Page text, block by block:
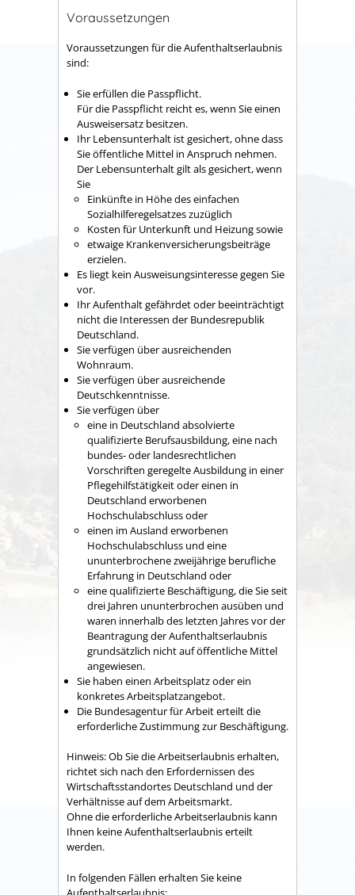
Voraussetzungen
Voraussetzungen für die Aufenthaltserlaubnis
sind:
Sie erfüllen die Passpflicht.
Für die Passpflicht reicht es, wenn Sie einen
Ausweisersatz besitzen.
Ihr Lebensunterhalt ist gesichert, ohne dass
Sie öffentliche Mittel in Anspruch nehmen.
Der Lebensunterhalt gilt als gesichert, wenn
Sie
Einkünfte in Höhe des einfachen
Sozialhilferegelsatzes zuzüglich
Kosten für Unterkunft und Heizung sowie
etwaige Krankenversicherungsbeiträge
erzielen.
Es liegt kein Ausweisungsinteresse gegen Sie
vor.
Ihr Aufenthalt gefährdet oder beeinträchtigt
nicht die Interessen der Bundesrepublik
Deutschland.
Sie verfügen über ausreichenden
Wohnraum.
Sie verfügen über ausreichende
Deutschkenntnisse.
Sie verfügen über
eine in Deutschland absolvierte
qualifizierte Berufsausbildung, eine nach
bundes- oder landesrechtlichen
Vorschriften geregelte Ausbildung in einer
Pflegehilfstätigkeit oder einen in
Deutschland erworbenen
Hochschulabschluss oder
einen im Ausland erworbenen
Hochschulabschluss und eine
ununterbrochene zweijährige berufliche
Erfahrung in Deutschland oder
eine qualifizierte Beschäftigung, die Sie seit
drei Jahren ununterbrochen ausüben und
waren innerhalb des letzten Jahres vor der
Beantragung der Aufenthaltserlaubnis
grundsätzlich nicht auf öffentliche Mittel
angewiesen.
Sie haben einen Arbeitsplatz oder ein
konkretes Arbeitsplatzangebot.
Die Bundesagentur für Arbeit erteilt die
erforderliche Zustimmung zur Beschäftigung.
Hinweis:Ob Sie die Arbeitserlaubnis erhalten,
richtet sich nach den Erfordernissen des
Wirtschaftsstandortes Deutschland und der
Verhältnisse auf dem Arbeitsmarkt.
Ohne die erforderliche Arbeitserlaubnis kann
Ihnen keine Aufenthaltserlaubnis erteilt
werden.
In folgenden Fällen erhalten Sie keine